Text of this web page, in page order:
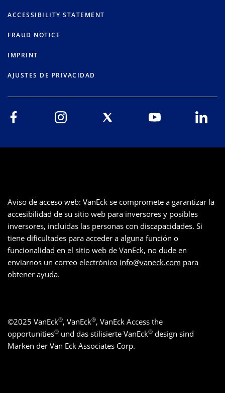
ACCESSIBILITY STATEMENT
FRAUD NOTICE
IMPRINT
AJUSTES DE PRIVACIDAD
Aviso de acceso web: VanEck se compromete a garantizar la
accesibilidad de su sitio web para inversores y posibles
inversores, incluidas las personas con discapacidades. Si
tiene dificultades para acceder a alguna función o
funcionalidad en el sitio web de VanEck, no dude en
enviarnos un correo electrónico info@vaneck.com para
obtener ayuda.
©2025 VanEck®, VanEck®, VanEck Access the
opportunities® und das stilisierte VanEck® design sind
Marken der Van Eck Associates Corp.